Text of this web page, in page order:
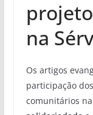
na
Os artigos
participação
comunitários